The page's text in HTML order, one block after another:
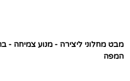
מבט מחלוני ליצירה - מנוע צמיחה -
המפה